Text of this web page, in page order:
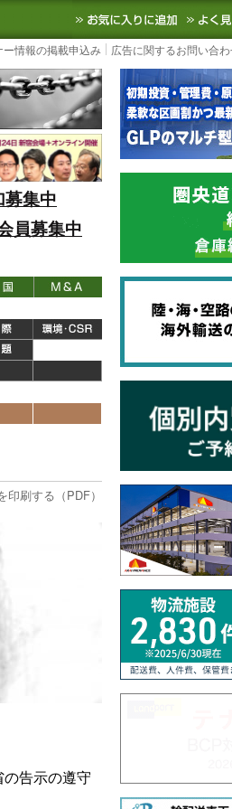
など国内外の最新の物流ニュー
お気
ー情報の掲載申込み 広告に関するお問い合
集中
員募集中
印刷する（PDF）
告示の遵守